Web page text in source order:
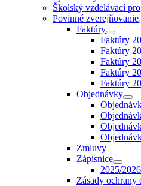
Školský vzdelávací
Povinné zverejňovanie
Faktúry
Faktúry
Faktúry
Faktúry
Faktúry
Faktúry
Objednávky
Zmluvy
Zápisnice
2025/2026
Zásady ochrany